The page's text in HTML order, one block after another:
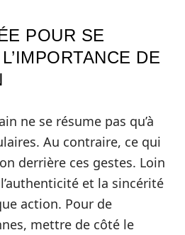
POUR SE
DE
ne se résume pas qu’à
Au contraire, ce qui
derrière ces gestes. Loin
et la sincérité
action. Pour de
mettre de côté le